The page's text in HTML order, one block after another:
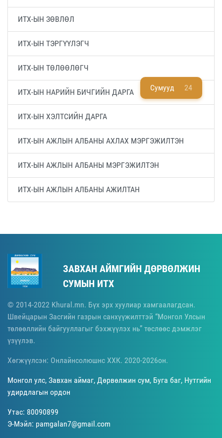
Сумууд 24
ИТХ-ЫН ЗӨВЛӨЛ
ИТХ-ЫН ТЭРГҮҮЛЭГЧ
ИТХ-ЫН ТӨЛӨӨЛӨГЧ
ИТХ-ЫН НАРИЙН БИЧГИЙН ДАРГА
ИТХ-ЫН ХЭЛТСИЙН ДАРГА
ИТХ-ЫН АЖЛЫН АЛБАНЫ АХЛАХ МЭРГЭЖИЛТЭН
ИТХ-ЫН АЖЛЫН АЛБАНЫ МЭРГЭЖИЛТЭН
ИТХ-ЫН АЖЛЫН АЛБАНЫ АЖИЛТАН
ЗАВХАН АЙМГИЙН ДӨРВӨЛЖИН
СУМЫН ИТХ
© 2014-2022 Khural.mn. Бүх эрх хуулиар хамгаалагдсан.
Швейцарын Засгийн газрын санхүүжилттэй “Монгол Улсын
төлөөллийн байгууллагыг бэхжүүлэх нь” төслөөс дэмжлэг
үзүүлэв.
Хөгжүүлсэн: Онлайнсолюшнс ХХК. 2020-2026он.
Монгол улс, Завхан аймаг, Дөрвөлжин сум, Буга баг, Нутгийн
удирдлагын ордон
Утас: 80090899
Э-Мэйл: pamgalan7@gmail.com